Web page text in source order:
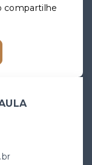
compartilhe